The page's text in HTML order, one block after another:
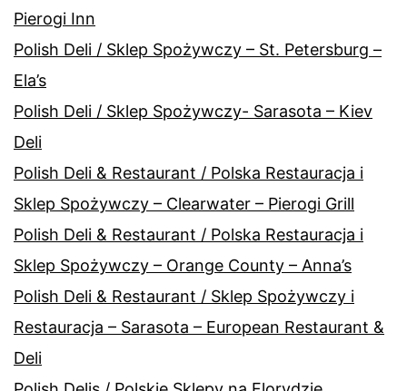
Pierogi Inn
Polish Deli / Sklep Spożywczy – St. Petersburg –
Ela’s
Polish Deli / Sklep Spożywczy- Sarasota – Kiev
Deli
Polish Deli & Restaurant / Polska Restauracja i
Sklep Spożywczy – Clearwater – Pierogi Grill
Polish Deli & Restaurant / Polska Restauracja i
Sklep Spożywczy – Orange County – Anna’s
Polish Deli & Restaurant / Sklep Spożywczy i
Restauracja – Sarasota – European Restaurant &
Deli